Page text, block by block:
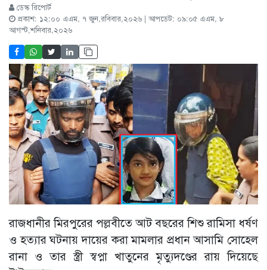
ডেস্ক রিপোর্ট
প্রকাশ: ১২:০০ এএম, ৭ জুন,রবিবার,২০২৬ | আপডেট: ০৯:০৫ এএম, ৮
আগস্ট,শনিবার,২০২৬
রাজধানীর মিরপুরের পল্লবীতে আট বছরের শিশু রামিসা ধর্ষণ
ও হত্যার ঘটনায় দায়ের করা মামলার প্রধান আসামি সোহেল
রানা ও তার স্ত্রী স্বপ্না খাতুনের মৃত্যুদণ্ডের রায় দিয়েছে